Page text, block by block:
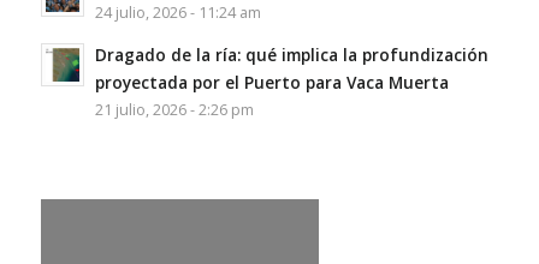
24 julio, 2026 - 11:24 am
Dragado de la ría: qué implica la profundización
proyectada por el Puerto para Vaca Muerta
21 julio, 2026 - 2:26 pm